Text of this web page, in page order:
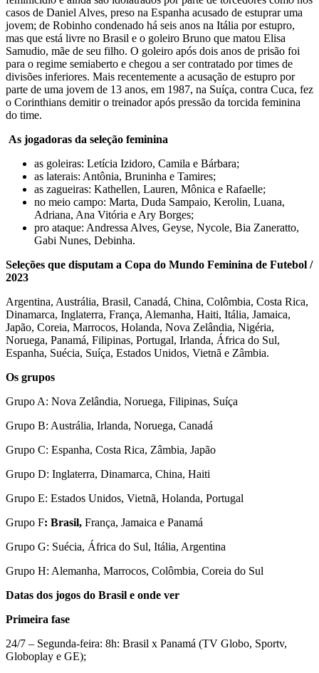
casos de Daniel Alves, preso na Espanha acusado de estuprar uma
jovem; de Robinho condenado há seis anos na Itália por estupro,
mas que está livre no Brasil e o goleiro Bruno que matou Elisa
Samudio, mãe de seu filho. O goleiro após dois anos de prisão foi
para o regime semiaberto e chegou a ser contratado por times de
divisões inferiores. Mais recentemente a acusação de estupro por
parte de uma jovem de 13 anos, em 1987, na Suíça, contra Cuca, fez
o Corinthians demitir o treinador após pressão da torcida feminina
do time.
As jogadoras da seleção feminina
as goleiras: Letícia Izidoro, Camila e Bárbara;
as laterais: Antônia, Bruninha e Tamires;
as zagueiras: Kathellen, Lauren, Mônica e Rafaelle;
no meio campo: Marta, Duda Sampaio, Kerolin, Luana,
Adriana, Ana Vitória e Ary Borges;
pro ataque: Andressa Alves, Geyse, Nycole, Bia Zaneratto,
Gabi Nunes, Debinha.
Seleções que disputam a Copa do Mundo Feminina de Futebol /
2023
Argentina, Austrália, Brasil, Canadá, China, Colômbia, Costa Rica,
Dinamarca, Inglaterra, França, Alemanha, Haiti, Itália, Jamaica,
Japão, Coreia, Marrocos, Holanda, Nova Zelândia, Nigéria,
Noruega, Panamá, Filipinas, Portugal, Irlanda, África do Sul,
Espanha, Suécia, Suíça, Estados Unidos, Vietnã e Zâmbia.
Os grupos
Grupo A: Nova Zelândia, Noruega, Filipinas, Suíça
Grupo B: Austrália, Irlanda, Noruega, Canadá
Grupo C: Espanha, Costa Rica, Zâmbia, Japão
Grupo D: Inglaterra, Dinamarca, China, Haiti
Grupo E: Estados Unidos, Vietnã, Holanda, Portugal
Grupo F: Brasil, França, Jamaica e Panamá
Grupo G: Suécia, África do Sul, Itália, Argentina
Grupo H: Alemanha, Marrocos, Colômbia, Coreia do Sul
Datas dos jogos do Brasil e onde ver
Primeira fase
24/7 – Segunda-feira: 8h: Brasil x Panamá (TV Globo, Sportv,
Globoplay e GE);